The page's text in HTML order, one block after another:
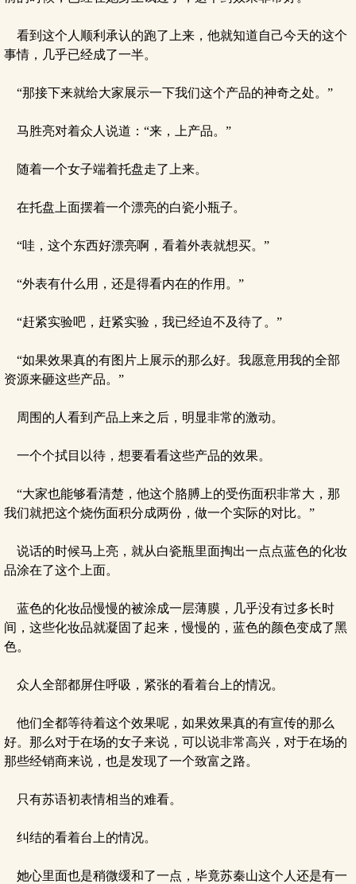
看到这个人顺利承认的跑了上来，他就知道自己今天的这个
事情，几乎已经成了一半。
“那接下来就给大家展示一下我们这个产品的神奇之处。”
马胜亮对着众人说道：“来，上产品。”
随着一个女子端着托盘走了上来。
在托盘上面摆着一个漂亮的白瓷小瓶子。
“哇，这个东西好漂亮啊，看着外表就想买。”
“外表有什么用，还是得看内在的作用。”
“赶紧实验吧，赶紧实验，我已经迫不及待了。”
“如果效果真的有图片上展示的那么好。我愿意用我的全部
资源来砸这些产品。”
周围的人看到产品上来之后，明显非常的激动。
一个个拭目以待，想要看看这些产品的效果。
“大家也能够看清楚，他这个胳膊上的受伤面积非常大，那
我们就把这个烧伤面积分成两份，做一个实际的对比。”
说话的时候马上亮，就从白瓷瓶里面掏出一点点蓝色的化妆
品涂在了这个上面。
蓝色的化妆品慢慢的被涂成一层薄膜，几乎没有过多长时
间，这些化妆品就凝固了起来，慢慢的，蓝色的颜色变成了黑
色。
众人全部都屏住呼吸，紧张的看着台上的情况。
他们全都等待着这个效果呢，如果效果真的有宣传的那么
好。那么对于在场的女子来说，可以说非常高兴，对于在场的
那些经销商来说，也是发现了一个致富之路。
只有苏语初表情相当的难看。
纠结的看着台上的情况。
她心里面也是稍微缓和了一点，毕竟苏秦山这个人还是有一